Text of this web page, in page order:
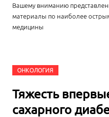
Вашему вниманию
материалы по наиболее
медицины
ОНКОЛОГИЯ
Тяжесть
сахарного